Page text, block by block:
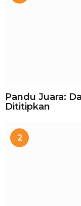
Pandu Juara:
Dititipkan
2